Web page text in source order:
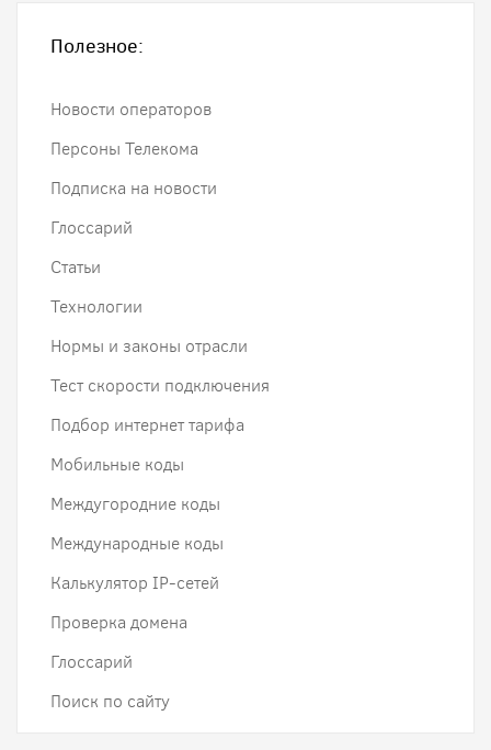
Полезное:
Новости операторов
Персоны Телекома
Подписка на новости
Глоссарий
Статьи
Технологии
Нормы и законы отрасли
Тест скорости подключения
Подбор интернет тарифа
Мобильные коды
Междугородние коды
Международные коды
Калькулятор IP-сетей
Проверка домена
Глоссарий
Поиск по сайту